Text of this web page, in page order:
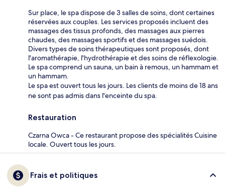
Sur place, le spa dispose de 3 salles de soins, dont certaines
réservées aux couples. Les services proposés incluent des
massages des tissus profonds, des massages aux pierres
chaudes, des massages sportifs et des massages suédois.
Divers types de soins thérapeutiques sont proposés, dont
l'aromathérapie, l'hydrothérapie et des soins de réflexologie.
Le spa comprend un sauna, un bain à remous, un hammam et
un hammam.
Le spa est ouvert tous les jours. Les clients de moins de 18 ans
ne sont pas admis dans l'enceinte du spa.
Restauration
Czarna Owca - Ce restaurant propose des spécialités Cuisine
locale. Ouvert tous les jours.
Frais et politiques